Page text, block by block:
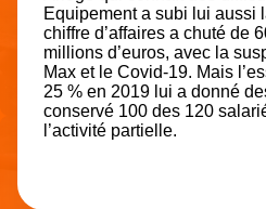
Equipement a subi lui aussi
chiffre d’affaires a chuté de
millions d’euros, avec la
Max et le Covid-19. Mais
25 % en 2019 lui a donné
conservé 100 des 120
l’activité partielle.